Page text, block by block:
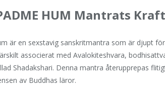
HUM Mantrats
är en sexstavig sanskritmantra som är djupt
associerat med Avalokiteshvara,
Shadakshari. Denna mantra återupprepas
av Buddhas läror.